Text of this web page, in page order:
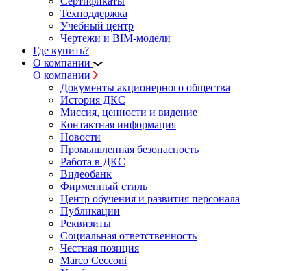
Техподдержка
Учебный центр
Чертежи и BIM-модели
Где купить?
О компании
О компании
Документы акционерного общества
История ДКС
Миссия, ценности и видение
Контактная информация
Новости
Промышленная безопасность
Работа в ДКС
Видеобанк
Фирменный стиль
Центр обучения и развития персонала
Публикации
Реквизиты
Социальная ответственность
Честная позиция
Marco Cecconi